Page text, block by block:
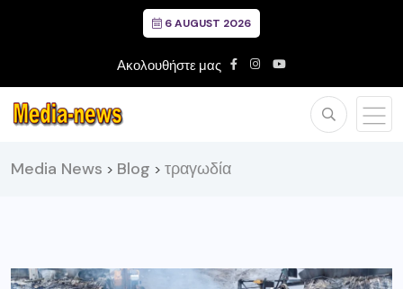
6 AUGUST 2026
Ακολουθήστε μας
Media News > Blog > τραγωδία